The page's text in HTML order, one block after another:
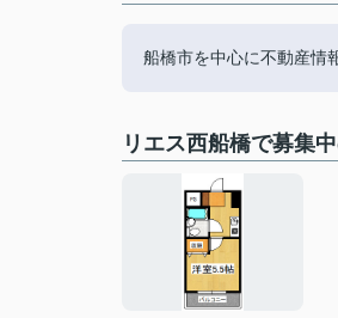
船橋市を中心に不動産情
リエス西船橋で募集